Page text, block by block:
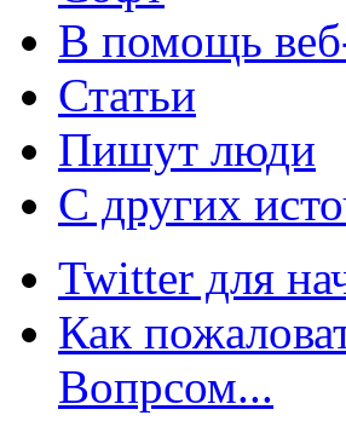
В помощь
Статьи
Пишут люди
С других
Twitter для
Как
Вопрсом...